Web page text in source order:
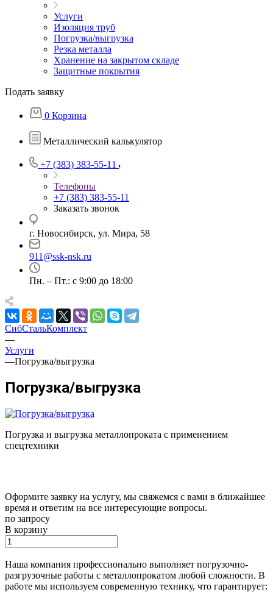
Услуги
Изоляция труб
Погрузка/выгрузка
Резка металла
Хранение на закрытом складе
Защитные покрытия
Подать заявку
0 Корзина
Металлический калькулятор
+7 (383) 383-55-11
Телефоны
+7 (383) 383-55-11
Заказать звонок
г. Новосибирск, ул. Мира, 58
911@ssk-nsk.ru
Пн. – Пт.: с 9:00 до 18:00
СибСтальКомплект
—
Услуги
—Погрузка/выгрузка
Погрузка/выгрузка
Погрузка и выгрузка металлопроката с применением
спецтехники
Оформите заявку на услугу, мы свяжемся с вами в ближайшее
время и ответим на все интересующие вопросы.
по запросу
В корзину
Наша компания профессионально выполняет погрузочно-
разгрузочные работы с металлопрокатом любой сложности. В
работе мы используем современную технику, что гарантирует: